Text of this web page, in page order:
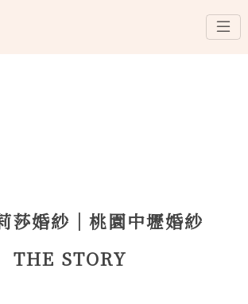
莎婚紗｜桃園中壢婚紗
THE STORY